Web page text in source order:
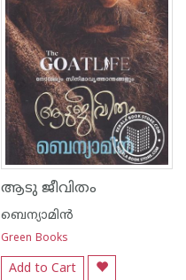
ആടു ജീവിതം
ബെന്യാമിന്‍
Green Books
Add to Cart